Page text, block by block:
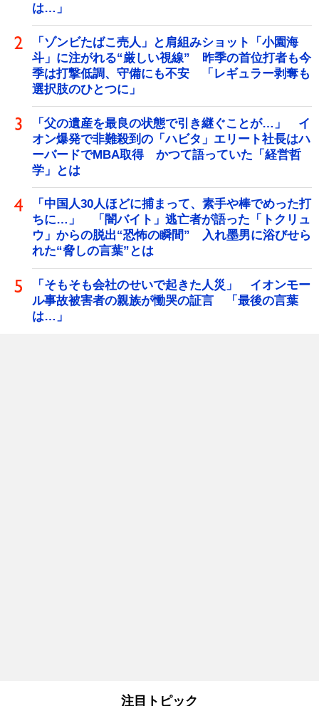
は…」
「ゾンビたばこ売人」と肩組みショット「小園海
斗」に注がれる“厳しい視線” 昨季の首位打者も今
季は打撃低調、守備にも不安 「レギュラー剥奪も
選択肢のひとつに」
「父の遺産を最良の状態で引き継ぐことが…」 イ
オン爆発で非難殺到の「ハビタ」エリート社長はハ
ーバードでMBA取得 かつて語っていた「経営哲
学」とは
「中国人30人ほどに捕まって、素手や棒でめった打
ちに…」 「闇バイト」逃亡者が語った「トクリュ
ウ」からの脱出“恐怖の瞬間” 入れ墨男に浴びせら
れた“脅しの言葉”とは
「そもそも会社のせいで起きた人災」 イオンモー
ル事故被害者の親族が慟哭の証言 「最後の言葉
は…」
注目トピック